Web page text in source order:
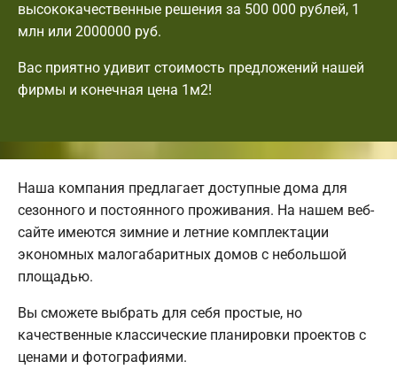
высококачественные решения за 500 000 рублей, 1
млн или 2000000 руб.
Вас приятно удивит стоимость предложений нашей
фирмы и конечная цена 1м2!
Наша компания предлагает доступные дома для
сезонного и постоянного проживания. На нашем веб-
сайте имеются зимние и летние комплектации
экономных малогабаритных домов с небольшой
площадью.
Вы сможете выбрать для себя простые, но
качественные классические планировки проектов с
ценами и фотографиями.